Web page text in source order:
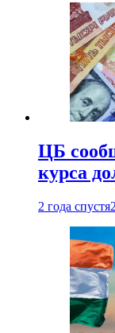
ЦБ
курса
2 года спустя